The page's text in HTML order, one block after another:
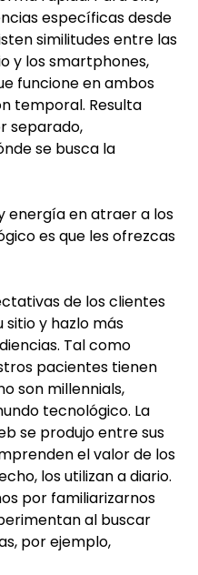
específicas desde
similitudes entre las
y los smartphones,
funcione en ambos
temporal. Resulta
separado,
se busca la
energía en atraer a los
es que les ofrezcas
de los clientes
y hazlo más
Tal como
pacientes tienen
son millennials,
tecnológico. La
se produjo entre sus
el valor de los
los utilizan a diario.
por familiarizarnos
al buscar
por ejemplo,